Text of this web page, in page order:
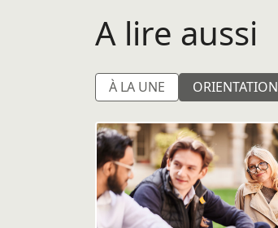
A lire aussi
À LA UNE ORIENTATION